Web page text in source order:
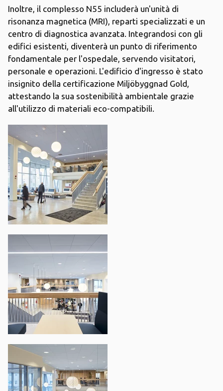
Inoltre, il complesso N55 includerà un'unità di
risonanza magnetica (MRI), reparti specializzati e un
centro di diagnostica avanzata. Integrandosi con gli
edifici esistenti, diventerà un punto di riferimento
fondamentale per l'ospedale, servendo visitatori,
personale e operazioni. L'edificio d'ingresso è stato
insignito della certificazione Miljöbyggnad Gold,
attestando la sua sostenibilità ambientale grazie
all'utilizzo di materiali eco-compatibili.